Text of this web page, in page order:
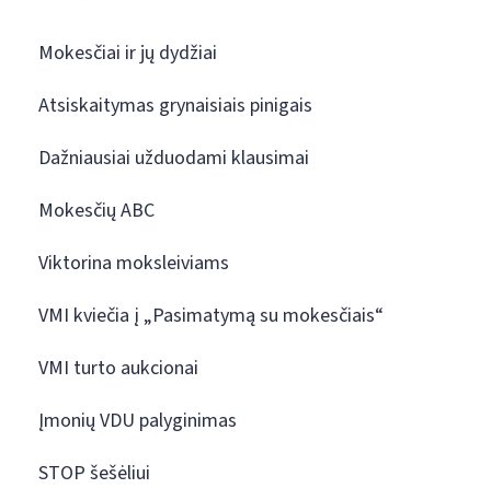
Mokesčiai ir jų dydžiai
Atsiskaitymas grynaisiais pinigais
Dažniausiai užduodami klausimai
Mokesčių ABC
Viktorina moksleiviams
VMI kviečia į „Pasimatymą su mokesčiais“
VMI turto aukcionai
Įmonių VDU palyginimas
STOP šešėliui